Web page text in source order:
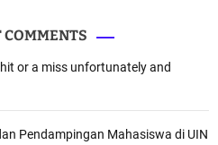
COMMENTS
or a miss unfortunately and
Pendampingan Mahasiswa di UIN